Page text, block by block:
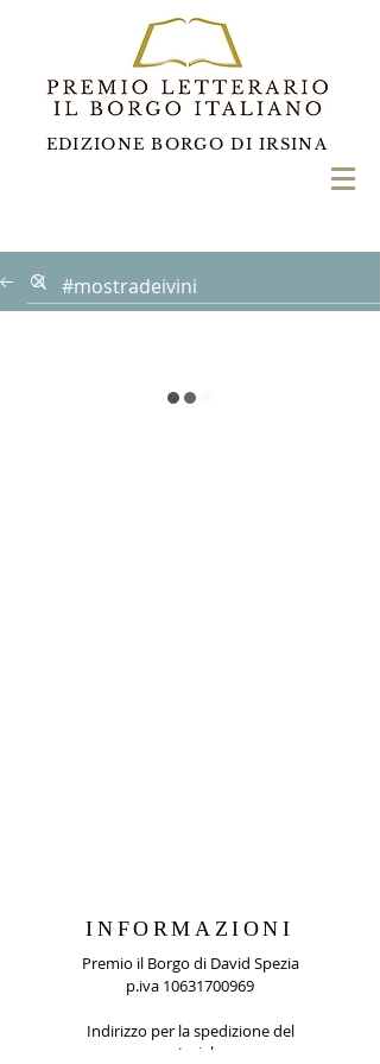
EDIZIONE BORGO DI IRSINA
INFORMAZIONI
Premio il Borgo di David Spezia
p.iva 10631700969
Indirizzo per la spedizione del
materiale: